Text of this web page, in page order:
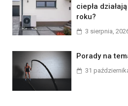
ciepła
roku?
3 sierpnia,
Porady na
31